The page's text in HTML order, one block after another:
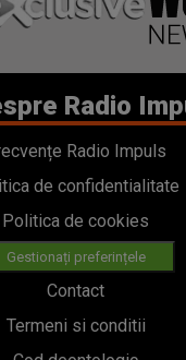
Radio
Radio Impuls
de confidentialitate
Politica de cookies
Gestionați preferințele
Contact
Termeni si conditii